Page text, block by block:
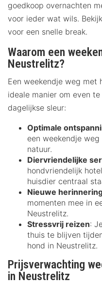
goedkoop overnachten
voor ieder wat wils.
voor een snelle break.
Waarom een
Neustrelitz?
Een weekendje weg met
ideale manier om even
dagelijkse sleur:
Optimale
een weekendje
natuur.
Diervriendelijke
hondvriendelijk
huisdier centraal
Nieuwe
momenten mee in
Neustrelitz.
Stressvrij reizen:
thuis te blijven
hond in Neustrelitz.
Prijsverwachting
in Neustrelitz